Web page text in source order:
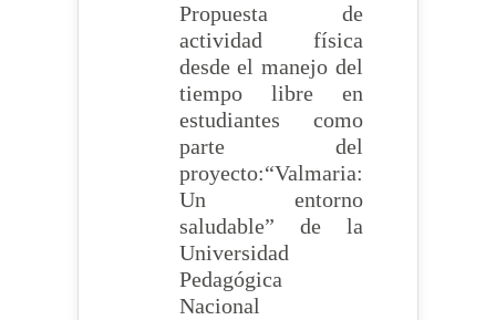
Propuesta de
actividad física
desde el manejo del
tiempo libre en
estudiantes como
parte del
proyecto:“Valmaria:
Un entorno
saludable” de la
Universidad
Pedagógica
Nacional